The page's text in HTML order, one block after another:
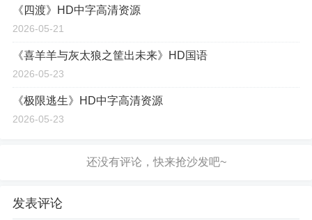
《四渡》HD中字高清资源
2026-05-21
《喜羊羊与灰太狼之筐出未来》HD国语
2026-05-23
《极限逃生》HD中字高清资源
2026-05-23
发表评论